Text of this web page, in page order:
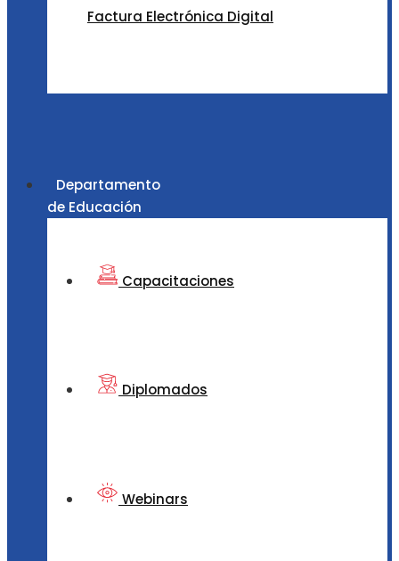
Factura Electrónica Digital
Departamento
de Educación
Capacitaciones
Diplomados
Webinars